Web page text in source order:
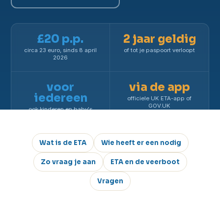
£20 p.p.
circa 23 euro, sinds 8 april
2026
2 jaar geldig
of tot je paspoort verloopt
voor
iedereen
ook kinderen en baby's
via de app
officiele UK ETA-app of
GOV.UK
Wat is de ETA Wie heeft er een nodig
Zo vraag je aan ETA en de veerboot
Vragen